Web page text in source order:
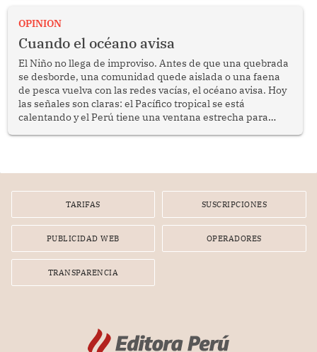
OPINION
Cuando el océano avisa
El Niño no llega de improviso. Antes de que una quebrada
se desborde, una comunidad quede aislada o una faena
de pesca vuelva con las redes vacías, el océano avisa. Hoy
las señales son claras: el Pacífico tropical se está
calentando y el Perú tiene una ventana estrecha para
TARIFAS SUSCRIPCIONES
PUBLICIDAD WEB OPERADORES
TRANSPARENCIA